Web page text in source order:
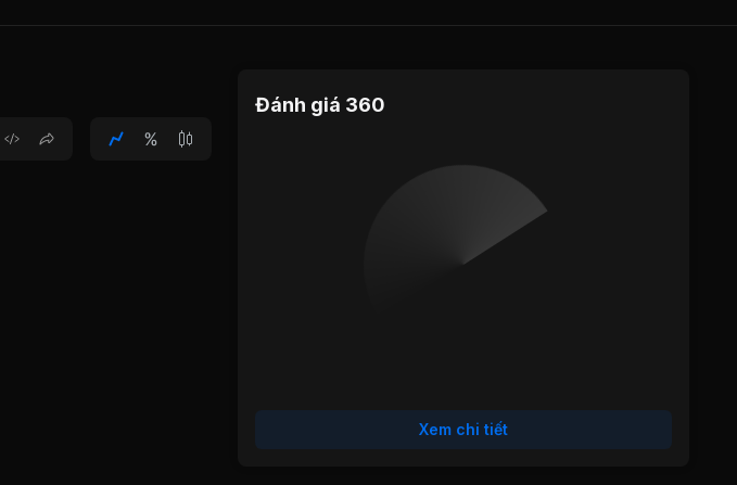
Đánh giá 360
Xem chi tiết